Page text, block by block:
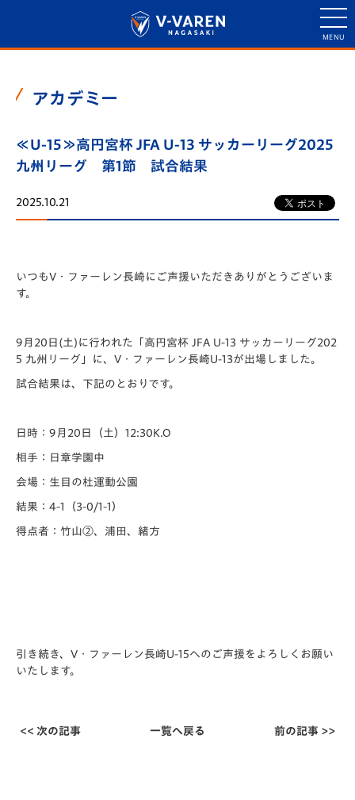
アカデミー
≪U-15≫高円宮杯 JFA U-13 サッカーリーグ2025
九州リーグ 第1節 試合結果
2025.10.21
いつもV・ファーレン長崎にご声援いただきありがとうございま
す。
9月20日(土)に行われた「️高円宮杯 JFA U-13 サッカーリーグ202
5 九州リーグ」に、V・ファーレン長崎U-13が出場しました。
試合結果は、下記のとおりです。
日時：9月20日（土）12:30K.O
相手：日章学園中
会場：生目の杜運動公園
結果：4-1（3-0/1-1）
得点者：竹山②、浦田、緒方
引き続き、V・ファーレン長崎U-15へのご声援をよろしくお願い
いたします。
<< 次の記事 一覧へ戻る 前の記事 >>